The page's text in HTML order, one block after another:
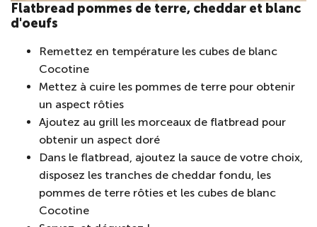
Flatbread pommes de terre, cheddar et blanc
d'oeufs
Remettez en température les cubes de blanc
Cocotine
Mettez à cuire les pommes de terre pour obtenir
un aspect rôties
Ajoutez au grill les morceaux de flatbread pour
obtenir un aspect doré
Dans le flatbread, ajoutez la sauce de votre choix,
disposez les tranches de cheddar fondu, les
pommes de terre rôties et les cubes de blanc
Cocotine